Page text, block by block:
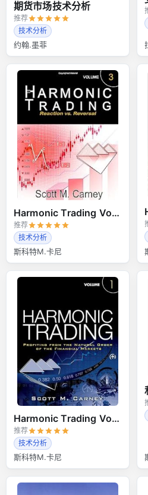
期货市场技术分析
推荐
技术分析
约翰.墨菲
Harmonic Trading Volume 3
推荐
技术分析
斯科特M.卡尼
Harmonic Trading Volume 1
推荐
技术分析
斯科特M.卡尼